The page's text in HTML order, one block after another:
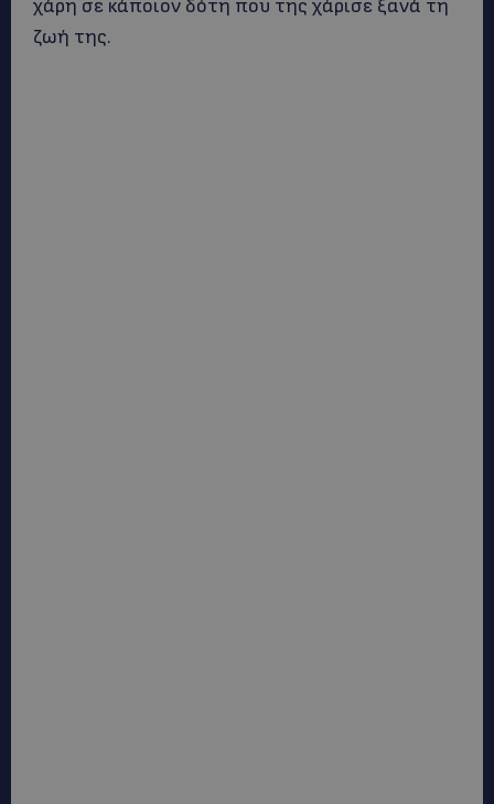
χάρη σε κάποιον δότη που της χάρισε ξανά τη
ζωή της.